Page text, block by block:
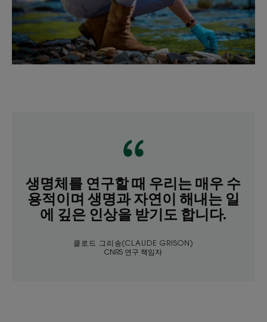
생명체를 연구할 때 우리는 매우 수
용적이며 생명과 자연이 해내는 일
에 깊은 인상을 받기도 합니다.
클로드 그리송(CLAUDE GRISON)
CNRS 연구 책임자